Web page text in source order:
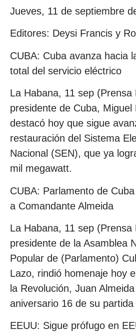
Jueves, 11 de septiembre
Editores: Deysi Francis y
CUBA: Cuba avanza hacia
total del servicio eléctrico
La Habana, 11 sep (Prensa
presidente de Cuba, Miguel
destacó hoy que sigue
restauración del Sistema
Nacional (SEN), que ya
mil megawatt.
CUBA: Parlamento de
a Comandante Almeida
La Habana, 11 sep (Prensa
presidente de la Asamblea
Popular de (Parlamento)
Lazo, rindió homenaje hoy
la Revolución, Juan
aniversario 16 de su
EEUU: Sigue prófugo en